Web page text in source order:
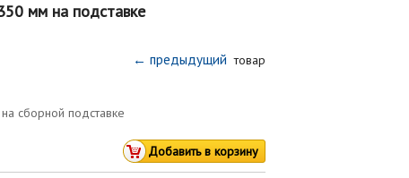
мм на подставке
← предыдущий товар
сборной подставке